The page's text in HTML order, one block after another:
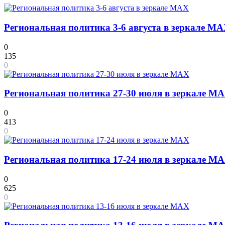
Региональная политика 3-6 августа в зеркале
0
135
0
Региональная политика 27-30 июля в зеркале
0
413
0
Региональная политика 17-24 июля в зеркале
0
625
0